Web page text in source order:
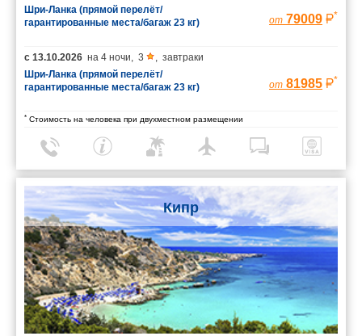
Шри-Ланка (прямой перелёт/
гарантированные места/багаж 23 кг)
от 79009 *
с 13.10.2026 на 4 ночи, 3 , завтраки
Шри-Ланка (прямой перелёт/
гарантированные места/багаж 23 кг)
от 81985 *
* Стоимость на человека при двухместном размещении
Кипр